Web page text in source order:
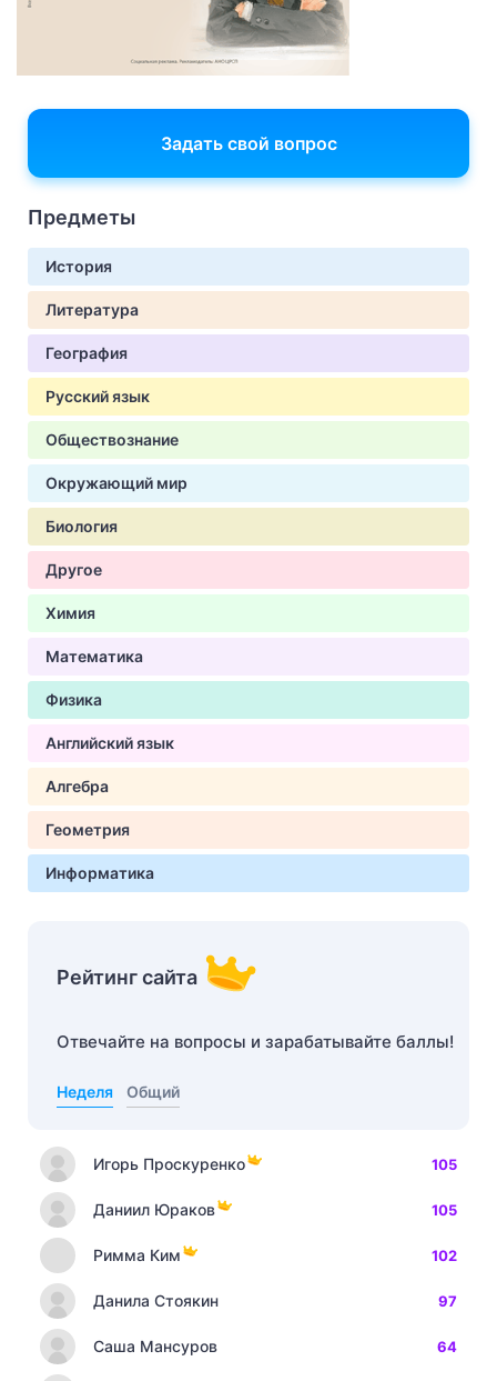
Задать свой вопрос
Предметы
История
Литература
География
Русский язык
Обществознание
Окружающий мир
Биология
Другое
Химия
Математика
Физика
Английский язык
Алгебра
Геометрия
Информатика
Рейтинг сайта
Отвечайте на вопросы и зарабатывайте баллы!
Неделя Общий
Игорь Проскуренко 105
Даниил Юраков 105
Римма Ким 102
Данила Стоякин 97
Саша Мансуров 64